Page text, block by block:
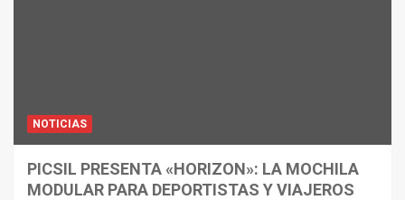
NOTICIAS
PICSIL PRESENTA «HORIZON»: LA MOCHILA
MODULAR PARA DEPORTISTAS Y VIAJEROS